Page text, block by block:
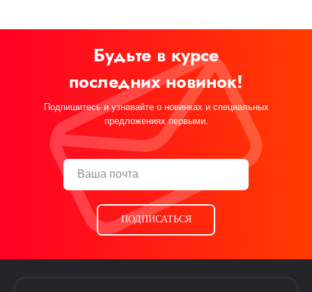
Будьте в курсе
последних новинок!
Подпишитесь и узнавайте о новинках и специальных
предложениях первыми.
ПОДПИСАТЬСЯ